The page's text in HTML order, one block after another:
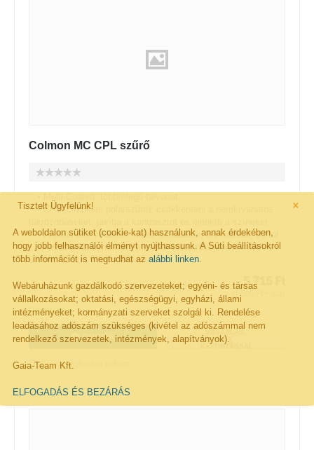
×
Tisztelt Ügyfelünk!
A weboldalon sütiket (cookie-kat) használunk, annak érdekében,
hogy jobb felhasználói élményt nyújthassunk. A Süti beállításokról
több információt is megtudhat az alábbi linken.
Webáruházunk gazdálkodó szervezeteket; egyéni- és társas
vállalkozásokat; oktatási, egészségügyi, egyházi, állami
intézményeket; kormányzati szerveket szolgál ki. Rendelése
leadásához adószám szükséges (kivétel az adószámmal nem
rendelkező szervezetek, intézmények, alapítványok).
Gaia-Team Kft.
ELFOGADÁS ÉS BEZÁRÁS
Colmon MC CPL szűrő
• CPL (cirkuláris polárszűrő): csökkenteni a nemkívánatos
• Frontlencse védelem: külső behatástól, karcolástól, portól
• A részletes termékismertetőnél választhatja ki a méretet:
67mm, 72mm, 77mm, 82mm
5 715
4 500
Raktáron
OPCIÓK
EGY
KATTINTÁSSAL
Kivánságlistára rakom